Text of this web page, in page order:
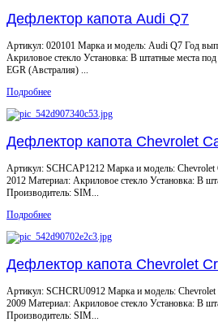
Дефлектор капота Audi Q7
Артикул: 020101 Марка и модель: Audi Q7 Год
Акриловое стекло Установка: В штатные места
EGR (Австралия) ...
Подробнее
Дефлектор капота Chevrolet
Артикул: SCHCAP1212 Марка и модель: Chevrolet
2012 Материал: Акриловое стекло Установка: В
Производитель: SIM...
Подробнее
Дефлектор капота Chevrolet
Артикул: SCHCRU0912 Марка и модель: Chevrolet
2009 Материал: Акриловое стекло Установка: В
Производитель: SIM...